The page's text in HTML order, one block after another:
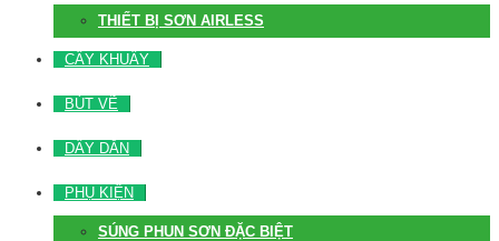
THIẾT BỊ SƠN AIRLESS
CÂY KHUẤY
BÚT VẼ
DÂY DẪN
PHỤ KIỆN
SÚNG PHUN SƠN ĐẶC BIỆT